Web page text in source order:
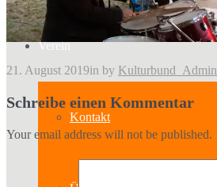
Verein
Kontakt
21. August 2019in by Kulturbund_Admin
Schreibe einen Kommentar
Your email address will not be published.